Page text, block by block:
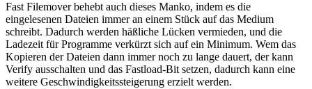
Fast Filemover behebt auch dieses Manko, indem es die
eingelesenen Dateien immer an einem Stück auf das Medium
schreibt. Dadurch werden häßliche Lücken vermieden, und die
Ladezeit für Programme verkürzt sich auf ein Minimum. Wem das
Kopieren der Dateien dann immer noch zu lange dauert, der kann
Verify ausschalten und das Fastload-Bit setzen, dadurch kann eine
weitere Geschwindigkeitssteigerung erzielt werden.